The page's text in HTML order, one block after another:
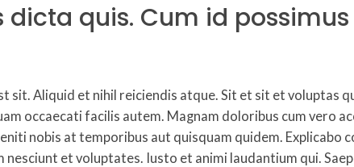
dicta quis. Cum id
sit. Aliquid et nihil reiciendis atque. Sit et sit et voluptas
occaecati facilis autem. Magnam doloribus cum vero
nobis at temporibus aut quisquam quidem.
et voluptates. Iusto et animi laudantium qui.